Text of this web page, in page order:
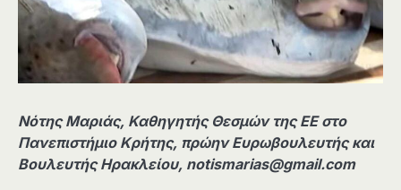
Νότης Μαριάς, Καθηγητής Θεσμών της ΕΕ στο
Πανεπιστήμιο Κρήτης, πρώην Ευρωβουλευτής και
Βουλευτής Ηρακλείου, notismarias@gmail.com